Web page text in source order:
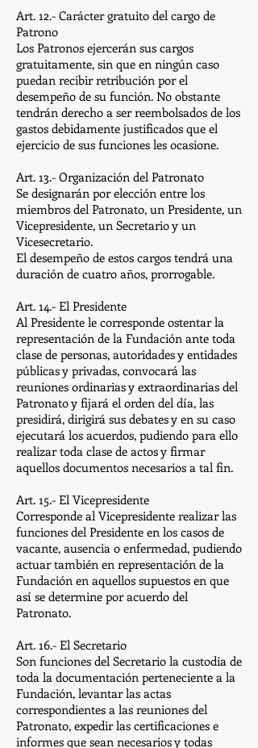
Art. 12.- Carácter gratuito del cargo de
Patrono
Los Patronos ejercerán sus cargos
gratuitamente, sin que en ningún caso
puedan recibir retribución por el
desempeño de su función. No obstante
tendrán derecho a ser reembolsados de los
gastos debidamente justificados que el
ejercicio de sus funciones les ocasione.
Art. 13.- Organización del Patronato
Se designarán por elección entre los
miembros del Patronato, un Presidente, un
Vicepresidente, un Secretario y un
Vicesecretario.
El desempeño de estos cargos tendrá una
duración de cuatro años, prorrogable.
Art. 14.- El Presidente
Al Presidente le corresponde ostentar la
representación de la Fundación ante toda
clase de personas, autoridades y entidades
públicas y privadas, convocará las
reuniones ordinarias y extraordinarias del
Patronato y fijará el orden del día, las
presidirá, dirigirá sus debates y en su caso
ejecutará los acuerdos, pudiendo para ello
realizar toda clase de actos y firmar
aquellos documentos necesarios a tal fin.
Art. 15.- El Vicepresidente
Corresponde al Vicepresidente realizar las
funciones del Presidente en los casos de
vacante, ausencia o enfermedad, pudiendo
actuar también en representación de la
Fundación en aquellos supuestos en que
así se determine por acuerdo del
Patronato.
Art. 16.- El Secretario
Son funciones del Secretario la custodia de
toda la documentación perteneciente a la
Fundación, levantar las actas
correspondientes a las reuniones del
Patronato, expedir las certificaciones e
informes que sean necesarios y todas